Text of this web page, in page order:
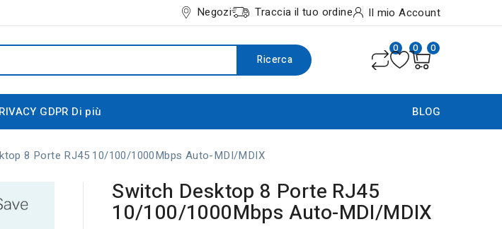
Negozi Traccia il tuo ordine Il mio Account
Ricerca
0 0 0
GDPR Di più BLOG
8 Porte RJ45 10/100/1000Mbps Auto-MDI/MDIX
Switch Desktop 8 Porte RJ45
10/100/1000Mbps Auto-MDI/MDIX